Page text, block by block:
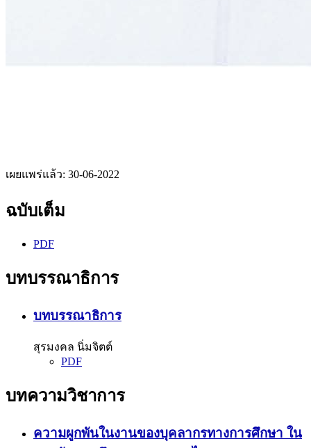
เผยแพร่แล้ว: 30-06-2022
ฉบับเต็ม
PDF
บทบรรณาธิการ
บทบรรณาธิการ
สุรมงคล นิ่มจิตต์
PDF
บทความวิชาการ
ความผูกพันในงานของบุคลากรทางการศึกษา ใน